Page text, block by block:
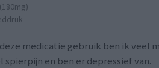
medicatie gebruik ben ik veel
spierpijn en ben er depressief van.